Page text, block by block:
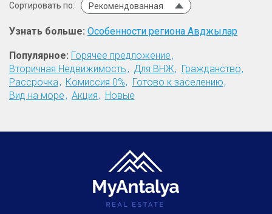
Сортировать по: Рекомендованная
Узнать больше: Особенности региона Авджылар
Популярное: Горячее предложение
Вторичная Недвижимость
Для ВНЖ
Гражданство
Рассрочка
Комиссия 0%
Готово к заселению
Вид на море
Акция Новые